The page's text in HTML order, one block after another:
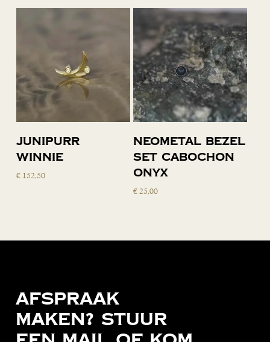
Toevoegen
aan
Junipurr
Winnie
€152,50
Toevoegen
aan
Neometal bezel
set cabochon
onyx
€25,00
Afspraak
maken? Stuur